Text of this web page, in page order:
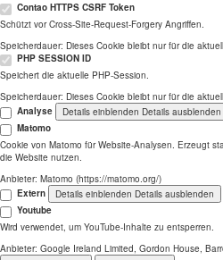
Contao HTTPS CSRF Token
Schützt vor Cross-Site-Request-Forgery Angriffen.
Speicherdauer: Dieses Cookie bleibt nur für die
PHP SESSION ID
Speichert die aktuelle PHP-Session.
Speicherdauer: Dieses Cookie bleibt nur für die
Analyse
Details einblenden Details ausblenden
Matomo
Cookie von Matomo für Website-Analysen. Erzeugt
die Website nutzen.
Anbieter: Matomo (https://matomo.org/)
Extern
Details einblenden Details ausblenden
Youtube
Wird verwendet, um YouTube-Inhalte zu entsperren.
Anbieter: Google Ireland Limited, Gordon House,